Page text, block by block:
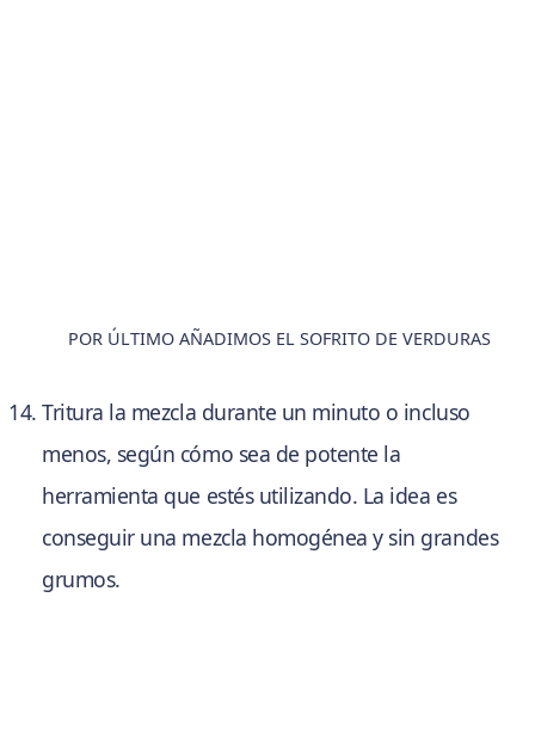
POR ÚLTIMO AÑADIMOS EL SOFRITO DE VERDURAS
Tritura la mezcla durante un minuto o incluso
menos, según cómo sea de potente la
herramienta que estés utilizando. La idea es
conseguir una mezcla homogénea y sin grandes
grumos.